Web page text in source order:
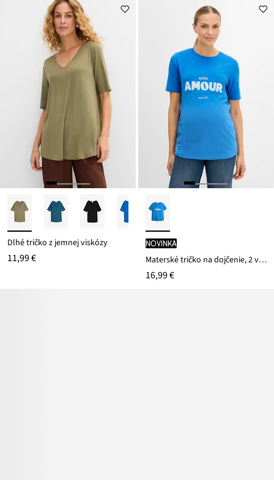
Dlhé tričko z jemnej viskózy
11,99 €
novinka
Materské tričko na dojčenie, 2 v 1, z bio bavlny
16,99 €